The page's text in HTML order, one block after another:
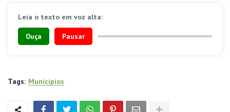
Leia o texto em voz alta:
Ouça Pausar
Tags: Municípios